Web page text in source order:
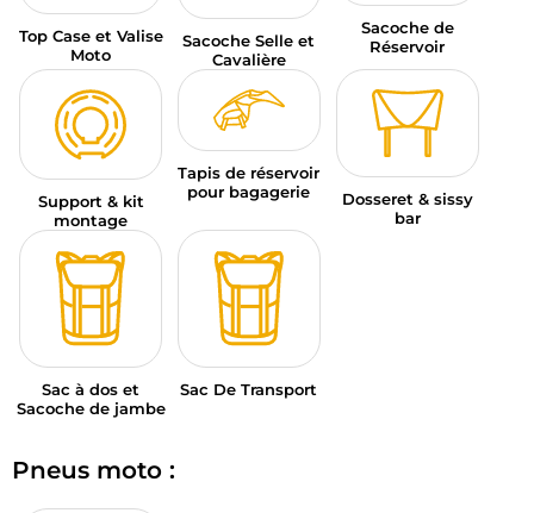
Top Case et Valise
Moto
Sacoche Selle et
Cavalière
Sacoche de
Réservoir
Support & kit
montage
Tapis de réservoir
pour bagagerie
Dosseret & sissy
bar
Sac à dos et
Sacoche de jambe
Sac De Transport
Pneus moto :